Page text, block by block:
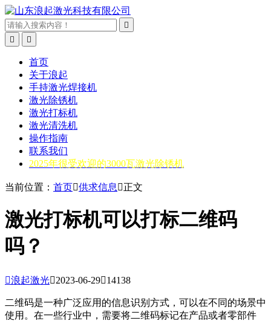



首页
关于浪起
手持激光焊接机
激光除锈机
激光打标机
激光清洗机
操作指南
联系我们
2025年很受欢迎的3000瓦激光除锈机
当前位置： 首页供求信息 正文
激光打标机可以打标二维码
吗？
浪起激光2023-06-2914138
二维码是一种广泛应用的信息识别方式，可以在不同的场景中
使用。在一些行业中，需要将二维码标记在产品或者零部件